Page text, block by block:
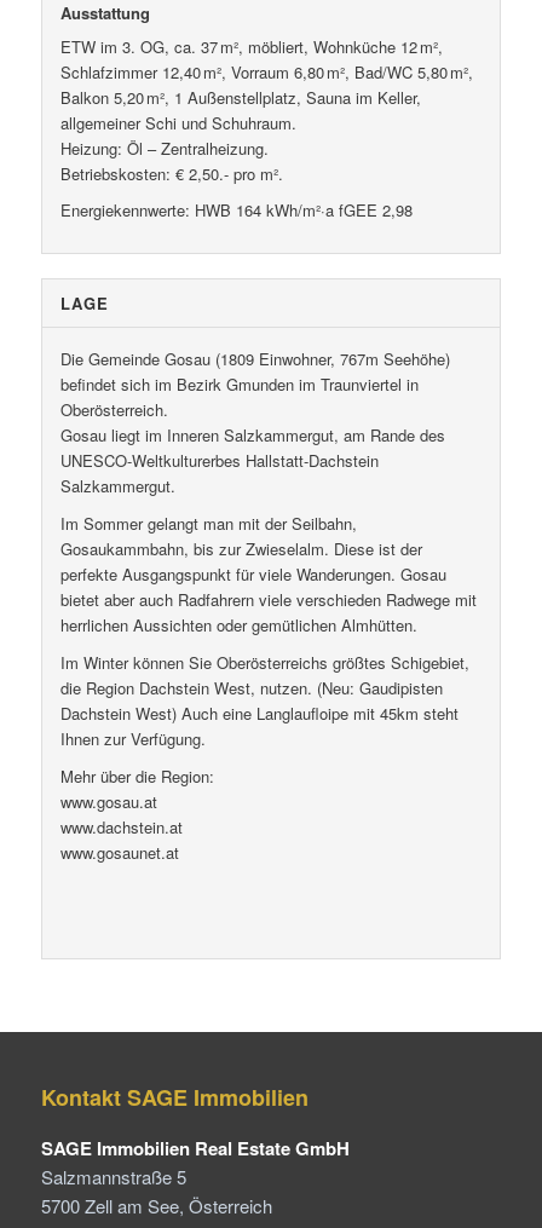
Ausstattung
ETW im 3. OG, ca. 37 m², möbliert, Wohnküche 12 m²,
Schlafzimmer 12,40 m², Vorraum 6,80 m², Bad/WC 5,80 m²,
Balkon 5,20 m², 1 Außenstellplatz, Sauna im Keller,
allgemeiner Schi und Schuhraum.
Heizung: Öl – Zentralheizung.
Betriebskosten: € 2,50.- pro m².
Energiekennwerte: HWB 164 kWh/m²·a fGEE 2,98
LAGE
Die Gemeinde Gosau (1809 Einwohner, 767m Seehöhe)
befindet sich im Bezirk Gmunden im Traunviertel in
Oberösterreich.
Gosau liegt im Inneren Salzkammergut, am Rande des
UNESCO-Weltkulturerbes Hallstatt-Dachstein
Salzkammergut.
Im Sommer gelangt man mit der Seilbahn,
Gosaukammbahn, bis zur Zwieselalm. Diese ist der
perfekte Ausgangspunkt für viele Wanderungen. Gosau
bietet aber auch Radfahrern viele verschieden Radwege mit
herrlichen Aussichten oder gemütlichen Almhütten.
Im Winter können Sie Oberösterreichs größtes Schigebiet,
die Region Dachstein West, nutzen. (Neu: Gaudipisten
Dachstein West) Auch eine Langlaufloipe mit 45km steht
Ihnen zur Verfügung.
Mehr über die Region:
www.gosau.at
www.dachstein.at
www.gosaunet.at
Kontakt SAGE Immobilien
SAGE Immobilien Real Estate GmbH
Salzmannstraße 5
5700 Zell am See, Österreich